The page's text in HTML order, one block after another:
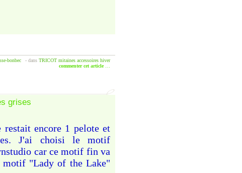
bonbec - dans TRICOT mitaines accessoires hiver
commenter cet article
encore 1 pelote et
J'ai choisi le motif
car ce motif fin va
motif "Lady of the Lake"